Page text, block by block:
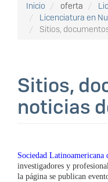
Inicio oferta
Licenciatura en
Sitios,
Sitios,
noticias
Sociedad
investigadores y
la página se publican